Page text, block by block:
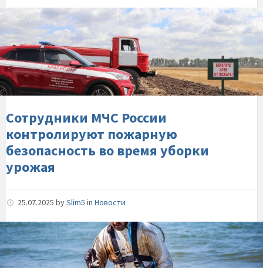
Алексея-
Костюка-
по-
оперативной-
обстановке
Сотрудники-
МЧС-
России-
контролируют-
пожарную-
безопасность-
во-
время-
урожая
Сотрудники МЧС России
контролируют пожарную
безопасность во время уборки
урожая
25.07.2025 bySlim5 in Новости
Продoлжаются-
работы-
по-